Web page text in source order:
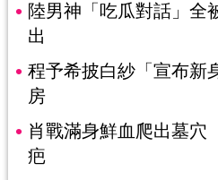
陸男神「吃瓜對話」
出
程予希披白紗「宣布新
房
肖戰滿身鮮血爬出墓
疤